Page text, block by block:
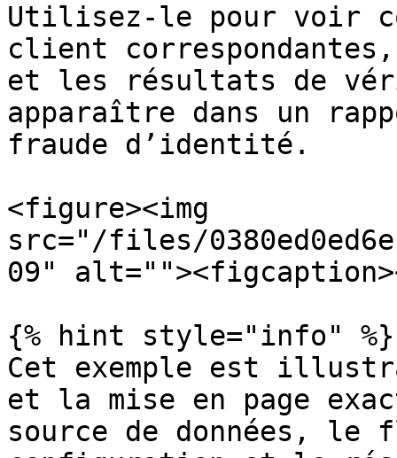
Utilisez-le pour voir
client
et les résultats de
apparaître dans un
fraude d’identité.
<figure><img
src="/files/
09"
{% hint style="info" %}
Cet exemple est
et la mise en page
source de données,